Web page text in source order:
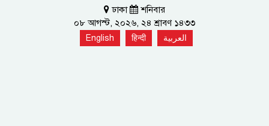
ঢাকা
শনিবার
০৮ আগস্ট, ২০২৬, ২৪ শ্রাবণ ১৪৩৩
English हिन्दी العربية